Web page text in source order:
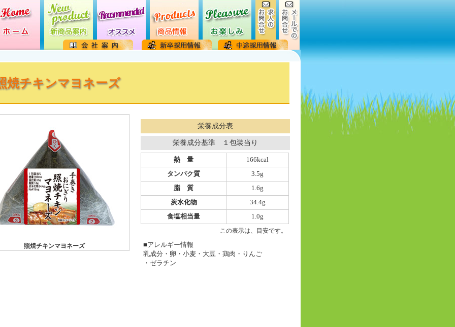
焼チキンマヨネーズ
栄養成分表
栄養成分基準 １包装当り
熱 量
166kcal
タンパク質
3.5g
脂 質
1.6g
炭水化物
34.4g
食塩相当量
1.0g
この表示は、目安です。
■アレルギー情報
乳成分・卵・小麦・大豆・鶏肉・りんご
・ゼラチン
照焼チキンマヨネーズ